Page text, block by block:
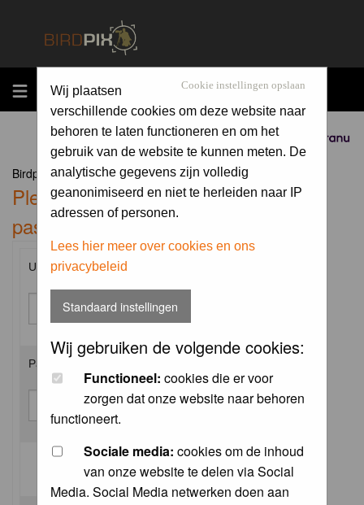
MENU
Sponsored by
Cookie instellingen opslaan
Wij plaatsen
verschillende cookies om deze website naar
behoren te laten functioneren en om het
gebruik van de website te kunnen meten. De
analytische gegevens zijn volledig
geanonimiseerd en niet te herleiden naar IP
adressen of personen.
Lees hier meer over cookies en ons
privacybeleid
Standaard instellingen
Wij gebruiken de volgende cookies:
Functioneel: cookies die er voor
zorgen dat onze website naar behoren
functioneert.
Sociale media: cookies om de inhoud
van onze website te delen via Social
Media. Social Media netwerken doen aan
Birdpix.nl Forum Index
Please enter your username and
password to log in.
Username:
Password:
Log me on automatically each visit: